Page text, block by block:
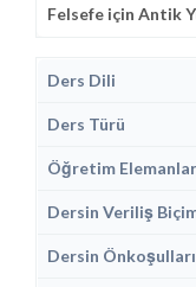
Felsefe için Antik
Ders Dili
Ders Türü
Öğretim
Dersin Veriliş
Dersin Önkoşulları